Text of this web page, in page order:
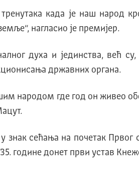
када је наш народ
нагласио је премијер.
духа и јединства, већ
државних органа.
народом где год он живео
сећања на почетак Првог
године донет први устав